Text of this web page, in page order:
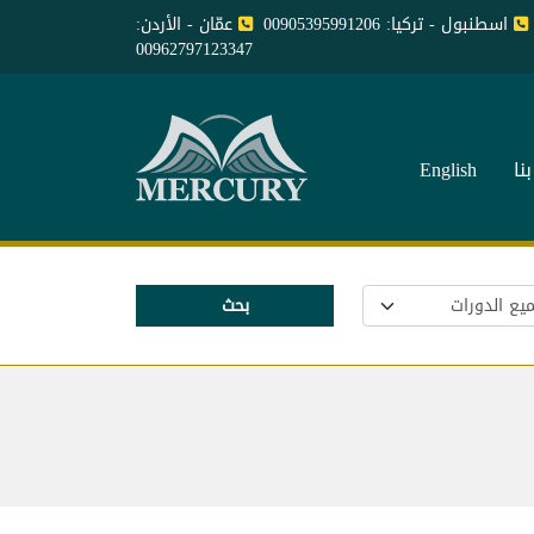
اسطنبول - تركيا: 00905395991206 عمّان - الأردن:
00962797123347
English
بحث